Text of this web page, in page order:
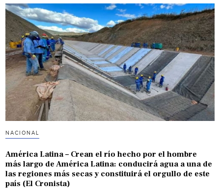
NACIONAL
América Latina – Crean el río hecho por el hombre
más largo de América Latina: conducirá agua a una de
las regiones más secas y constituirá el orgullo de este
país (El Cronista)